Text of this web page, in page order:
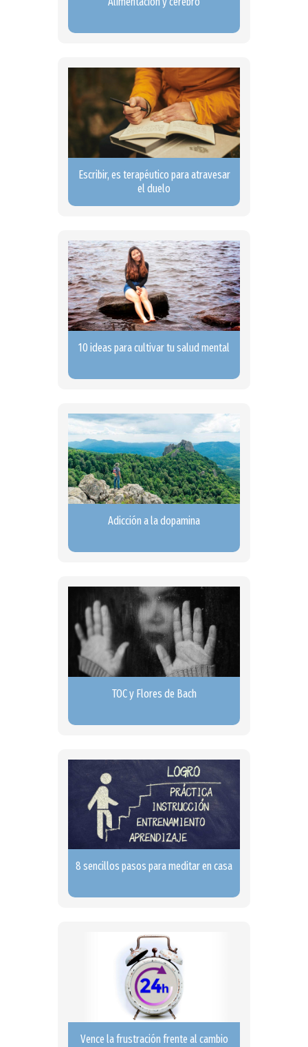
Escribir, es terapéutico para atravesar
el duelo
10 ideas para cultivar tu salud mental
Adicción a la dopamina
TOC y Flores de Bach
8 sencillos pasos para meditar en casa
Vence la frustración frente al cambio